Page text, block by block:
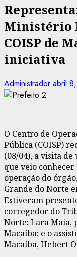
Ministério
COISP de
iniciativa
Administrador abril
O Centro de
Pública (COISP)
(08/04), a visita
que veio conhecer
operação do
Grande do Norte
Estiveram
corregedor do
Norte; Lara Maia,
Macaíba; e o
Macaíba, Hebert